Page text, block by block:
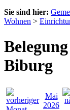
Sie sind hier:
Wohnen >
Biburg
Mai
2026